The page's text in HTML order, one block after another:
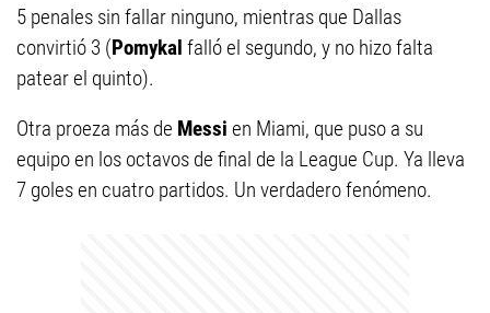
5 penales sin fallar ninguno, mientras que Dallas
convirtió 3 (Pomykal falló el segundo, y no hizo falta
patear el quinto).
Otra proeza más de Messi en Miami, que puso a su
equipo en los octavos de final de la League Cup. Ya lleva
7 goles en cuatro partidos. Un verdadero fenómeno.